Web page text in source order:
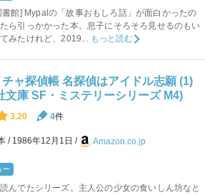
書館] Mypalの「故事おもしろ話」が面白かったの
ら引っかかった本。息子にそろそろ見せるのもい
みたけれど、2019...
もっと読む
ャ探偵帳 名探偵はアイドル志願 (1)
文庫 SF・ミステリーシリーズ M4)
3.20 4件
1986年12月1日 Amazon.co.jp
ー
んでたシリーズ。主人公の少女の食いしん坊なと